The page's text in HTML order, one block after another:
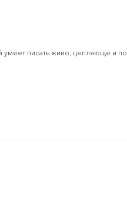
умеет писать живо, цепляюще и по